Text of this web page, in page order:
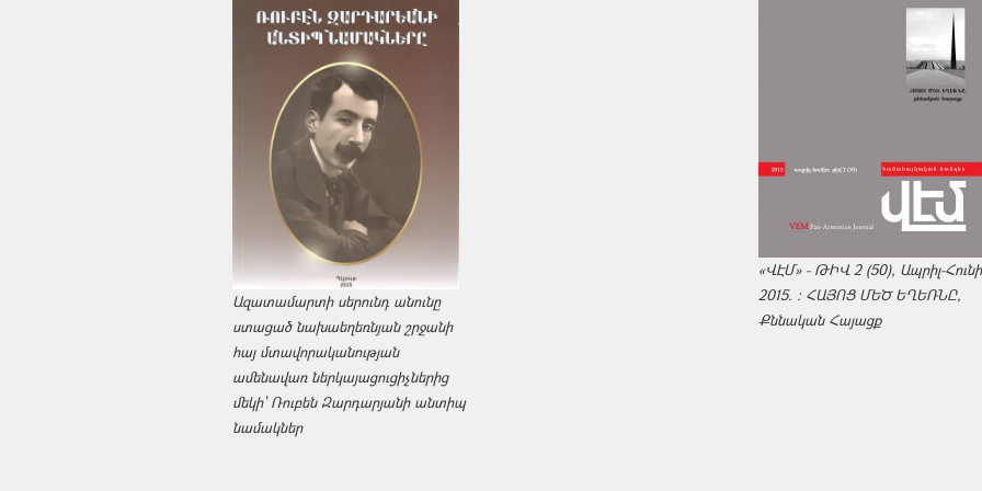
Ազատամարտի սերունդ անունը
ստացած նախաեղեռնյան շրջանի
հայ մտավորականության
ամենավառ ներկայացուցիչներից
մեկի՝ Ռուբեն Զարդարյանի անտիպ
նամակներ
«ՎԷՄ» - ԹԻՎ 2 (50), Ապրիլ-
2015. : ՀԱՅՈՑ ՄԵԾ ԵՂԵՌՆԸ,
Քննական Հայացք